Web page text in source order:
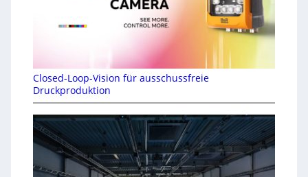
Closed-Loop-Vision für ausschussfreie
Druckproduktion